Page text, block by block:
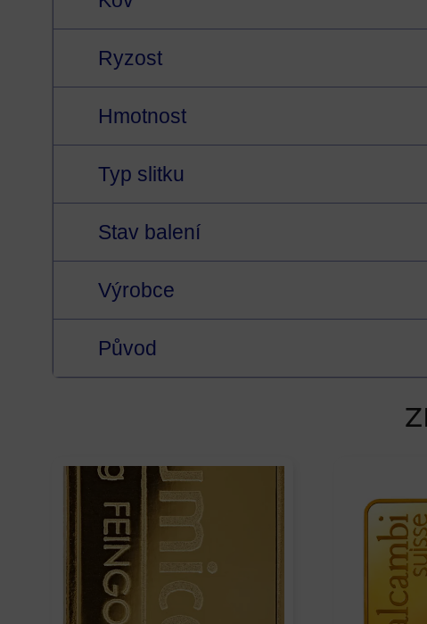
Ryzost
Hmotnost
Typ slitku
Stav balení
Výrobce
Původ